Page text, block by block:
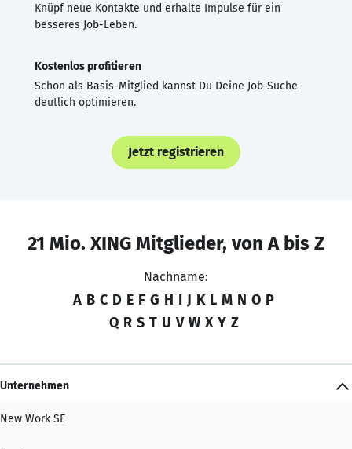
Knüpf neue Kontakte und erhalte Impulse für ein
besseres Job-Leben.
Kostenlos profitieren
Schon als Basis-Mitglied kannst Du Deine Job-Suche
deutlich optimieren.
Jetzt registrieren
21 Mio. XING Mitglieder, von A bis Z
Nachname:
A B C D E F G H I J K L M N O P
Q R S T U V W X Y Z
Unternehmen
New Work SE